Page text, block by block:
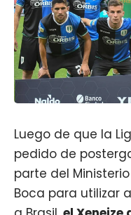
Luego de que la
pedido de
parte del
Boca para utilizar